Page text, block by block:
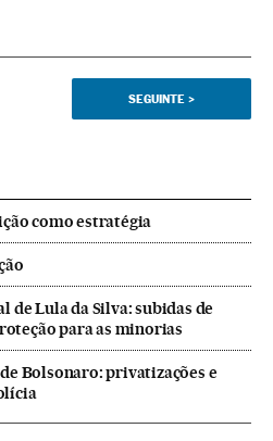
SEGUINTE >
como estratégia
de Lula da Silva: subidas de
para as minorias
Bolsonaro: privatizações e